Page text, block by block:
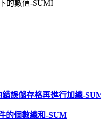
錯誤儲存格再進行加總-
的個數總和-SUM